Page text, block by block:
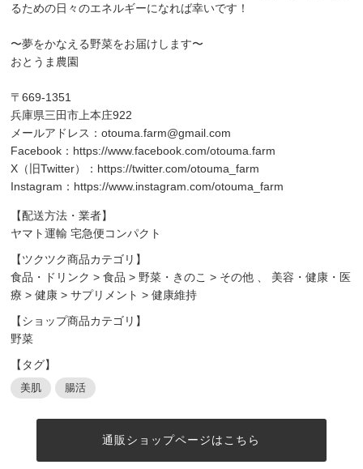
るための日々のエネルギーになれば幸いです！
〜夢をかなえる野菜をお届けします〜
おとうま農園
〒669-1351
兵庫県三田市上本庄922
メールアドレス：otouma.farm@gmail.com
Facebook： https://www.facebook.com/otouma.farm
X（旧Twitter）： https://twitter.com/otouma_farm
Instagram： https://www.instagram.com/otouma_farm
【配送方法・業者】
ヤマト運輸 宅急便コンパクト
【ツクツク商品カテゴリ】
食品・ドリンク >食品 > 野菜・きのこ > その他
美容・健康・医
療 >健康 >サプリメント >健康維持
【ショップ商品カテゴリ】
野菜
【タグ】
美肌 腸活
通販ショップページはこちら